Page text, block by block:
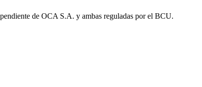
de OCA S.A. y ambas reguladas por el BCU.